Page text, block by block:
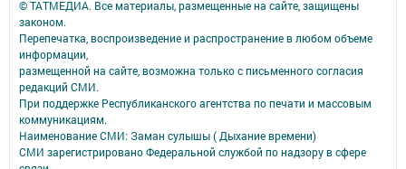
© ТАТМЕДИА. Все материалы, размещенные на сайте, защищены
законом.
Перепечатка, воспроизведение и распространение в любом объеме
информации,
размещенной на сайте, возможна только с письменного согласия
редакций СМИ.
При поддержке Республиканского агентства по печати и массовым
коммуникациям.
Наименование СМИ: Заман сулышы ( Дыхание времени)
СМИ зарегистрировано Федеральной службой по надзору в сфере